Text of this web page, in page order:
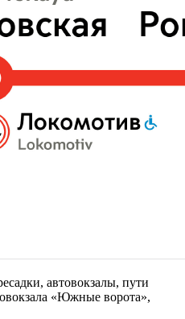
автовокзалы, пути
«Южные ворота»,